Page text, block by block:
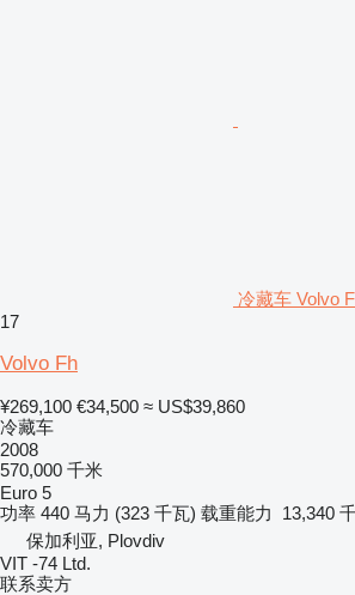
冷藏车 Volvo
17
Volvo Fh
¥269,100 €34,500 ≈ US$39,860
冷藏车
2008
570,000 千米
Euro 5
功率 440 马力 (323 千瓦) 载重能力
13,340
保加利亚, Plovdiv
VIT -74 Ltd.
联系卖方